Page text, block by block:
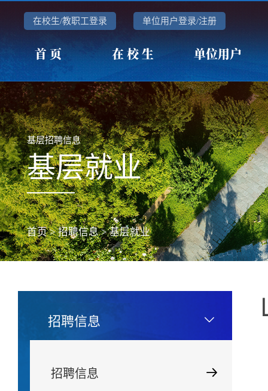
在校生/教职工登录 单位用户登录/注册
首 页 在 校 生 单位用户
基层招聘信息
基层就业
首页>招聘信息>基层就业
招聘信息
招聘信息